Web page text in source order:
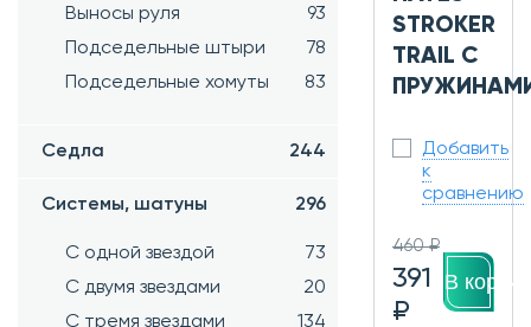
Выносы руля
93
Подседельные штыри
78
Подседельные хомуты
83
Седла 244
Системы, шатуны 296
С одной звездой
73
С двумя звездами
20
С тремя звездами
134
STROKER
TRAIL С
Добавить
к
сравнению
460 ₽
391
₽
В